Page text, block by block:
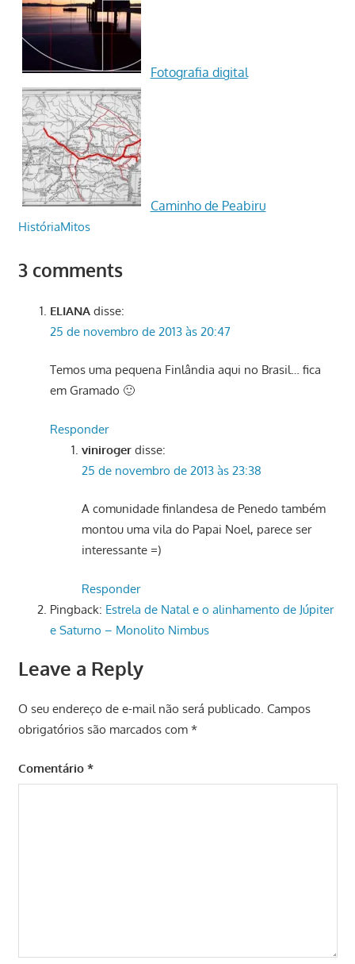
Fotografia digital
Caminho de Peabiru
HistóriaMitos
3 comments
ELIANA disse:
25 de novembro de 2013 às 20:47
Temos uma pequena Finlândia aqui no Brasil… fica
em Gramado 🙂
Responder
viniroger disse:
25 de novembro de 2013 às 23:38
A comunidade finlandesa de Penedo também
montou uma vila do Papai Noel, parece ser
interessante =)
Responder
Pingback: Estrela de Natal e o alinhamento de Júpiter
e Saturno – Monolito Nimbus
Leave a Reply
O seu endereço de e-mail não será publicado. Campos
obrigatórios são marcados com *
Comentário *